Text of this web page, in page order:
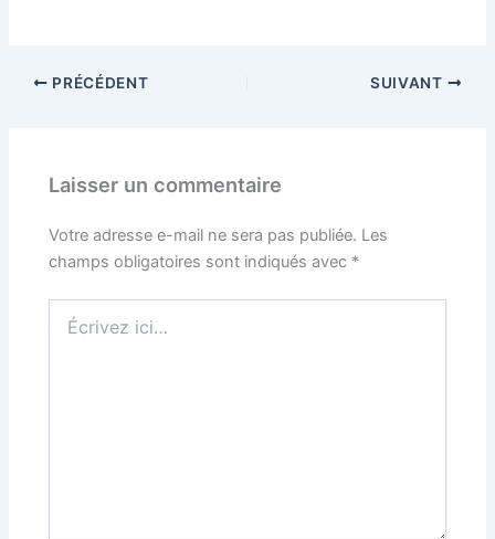
PRÉCÉDENT SUIVANT
Laisser un commentaire
Votre adresse e-mail ne sera pas publiée. Les
champs obligatoires sont indiqués avec *
ici…